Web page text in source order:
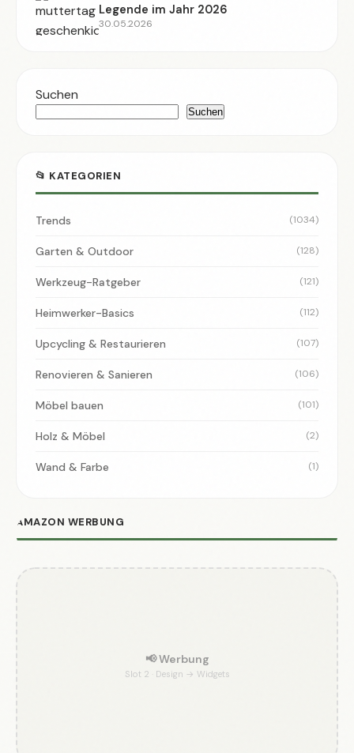
Legende im Jahr 2026
30.05.2026
Suchen
Suchen
📂 KATEGORIEN
Trends (1034)
Garten & Outdoor (128)
Werkzeug-Ratgeber (121)
Heimwerker-Basics (112)
Upcycling & Restaurieren (107)
Renovieren & Sanieren (106)
Möbel bauen (101)
Holz & Möbel (2)
Wand & Farbe (1)
AMAZON WERBUNG
📢 Werbung
Slot 2 · Design → Widgets